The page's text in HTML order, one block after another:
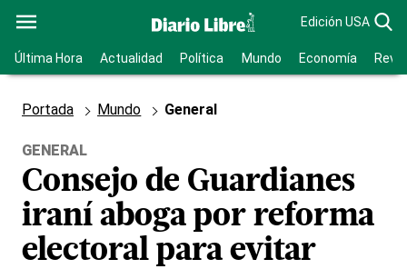
Edición USA
Última Hora Actualidad Política Mundo Economía
Portada Mundo General
GENERAL
Consejo de Guardianes
iraní aboga por reforma
electoral para evitar